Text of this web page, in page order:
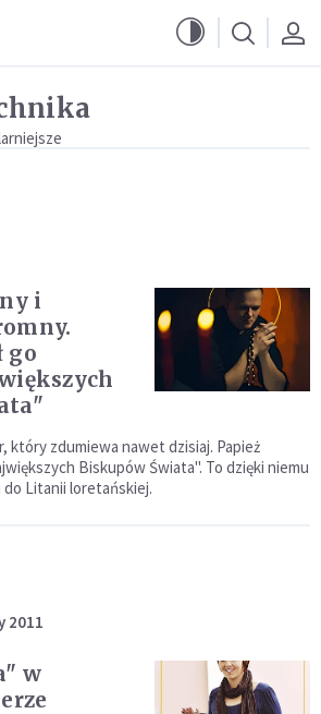
i
go
który zdumiewa nawet dzisiaj. Papież
Biskupów Świata". To dzięki niemu
Litanii loretańskiej.
2011
w